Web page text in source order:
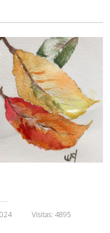
Visitas: 4895